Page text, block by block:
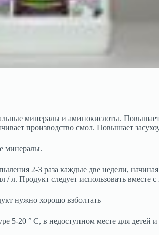
минералы и аминокислоты.
производство смол. Повышает
минералы.
2-3 раза каждые две недели,
/ л. Продукт следует использовать
нужно хорошо взболтать
5-20 ° C, в недоступном месте для